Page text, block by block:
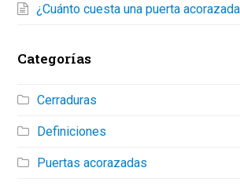
¿Cuánto cuesta una puerta
Categorías
Cerraduras
Definiciones
Puertas acorazadas